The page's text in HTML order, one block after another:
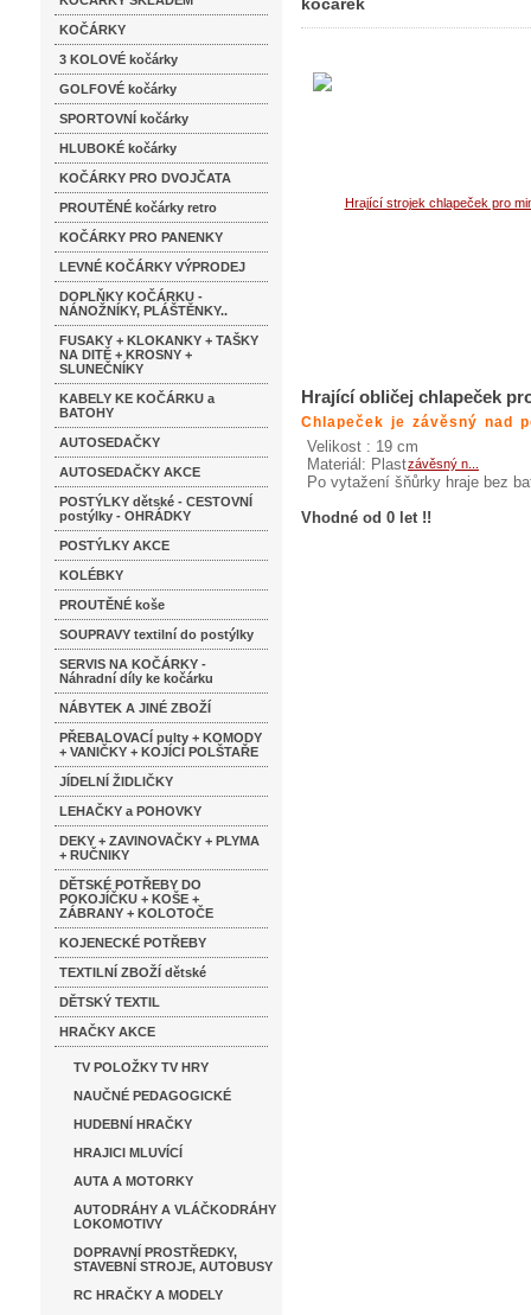
KOČÁRKY
3 KOLOVÉ kočárky
GOLFOVÉ kočárky
SPORTOVNÍ kočárky
HLUBOKÉ kočárky
KOČÁRKY PRO DVOJČATA
PROUTĚNÉ kočárky retro
KOČÁRKY PRO PANENKY
LEVNÉ KOČÁRKY VÝPRODEJ
DOPLŇKY KOČÁRKU -
NÁNOŽNÍKY, PLÁŠTĚNKY..
FUSAKY + KLOKANKY + TAŠKY
NA DITĚ + KROSNY +
SLUNEČNÍKY
KABELY KE KOČÁRKU a
BATOHY
AUTOSEDAČKY
AUTOSEDAČKY AKCE
POSTÝLKY dětské - CESTOVNÍ
postýlky - OHRÁDKY
POSTÝLKY AKCE
KOLÉBKY
PROUTĚNÉ koše
SOUPRAVY textilní do postýlky
SERVIS NA KOČÁRKY -
Náhradní díly ke kočárku
NÁBYTEK A JINÉ ZBOŽÍ
PŘEBALOVACÍ pulty + KOMODY
+ VANIČKY + KOJÍCÍ POLŠTAŘE
JÍDELNÍ ŽIDLIČKY
LEHAČKY a POHOVKY
DEKY + ZAVINOVAČKY + PLYMA
+ RUČNIKY
DĚTSKÉ POTŘEBY DO
POKOJÍČKU + KOŠE +
ZÁBRANY + KOLOTOČE
KOJENECKÉ POTŘEBY
TEXTILNÍ ZBOŽÍ dětské
DĚTSKÝ TEXTIL
HRAČKY AKCE
TV POLOŽKY TV HRY
NAUČNÉ PEDAGOGICKÉ
HUDEBNÍ HRAČKY
HRAJICI MLUVÍCÍ
AUTA A MOTORKY
AUTODRÁHY A VLÁČKODRÁHY
LOKOMOTIVY
DOPRAVNÍ PROSTŘEDKY,
STAVEBNÍ STROJE, AUTOBUSY
RC HRAČKY A MODELY
postýlku či kočárek
Hrající obličej chlapeček
Chlapeček je závěsný nad
Velikost : 19 cm
Materiál: Plast
Po vytažení šňůrky hraje bez
Vhodné od 0 let !!